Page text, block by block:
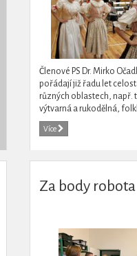
Členové PS Dr. Mirko
pořádají již řadu let
různých oblastech, např.
výtvarná a rukodělná,
také krajské kolo Dětské
Více
Za body robota